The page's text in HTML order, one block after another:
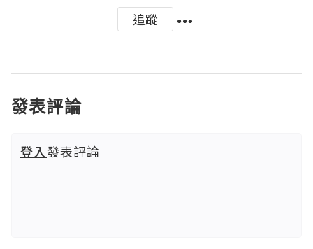
追蹤
發表評論
登入發表評論